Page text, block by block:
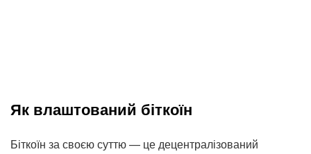
Як влаштований біткоїн
Біткоїн за своєю суттю — це децентралізований